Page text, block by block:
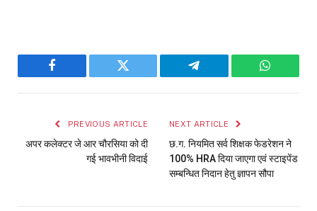
Facebook Twitter Telegram
PREVIOUS ARTICLE
अपर कलेक्टर जे आर चौरसिया को दी
गई भावभीनी विदाई
NEXT ARTICLE
छ.ग. नियमित सर्व शिक्षक फेडरेशन ने
100% HRA दिया जाएगा एवं स्टाइपेंड
सम्बन्धित निदान हेतु ज्ञापन सौपा